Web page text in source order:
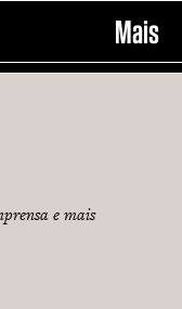
Mais
e mais